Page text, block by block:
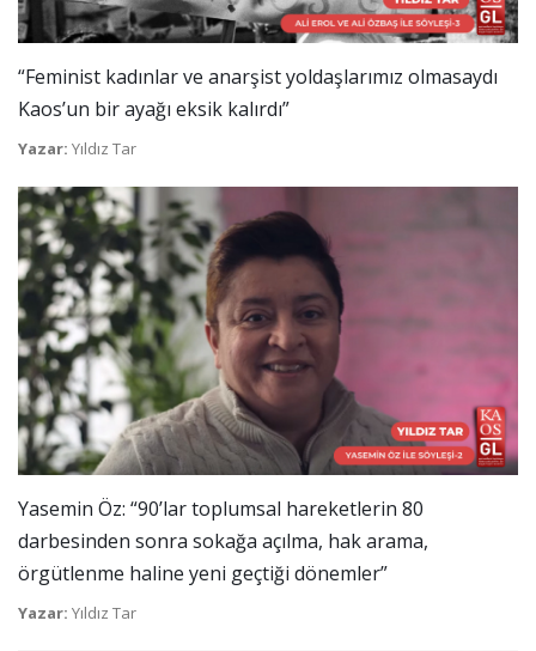
“Feminist kadınlar ve anarşist yoldaşlarımız olmasaydı
Kaos’un bir ayağı eksik kalırdı”
Yazar: Yıldız Tar
Yasemin Öz: “90’lar toplumsal hareketlerin 80
darbesinden sonra sokağa açılma, hak arama,
örgütlenme haline yeni geçtiği dönemler”
Yazar: Yıldız Tar